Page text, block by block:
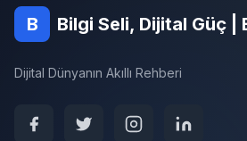
B Bilgi Seli, Dijital Güç |
Dijital Dünyanın Akıllı Rehberi